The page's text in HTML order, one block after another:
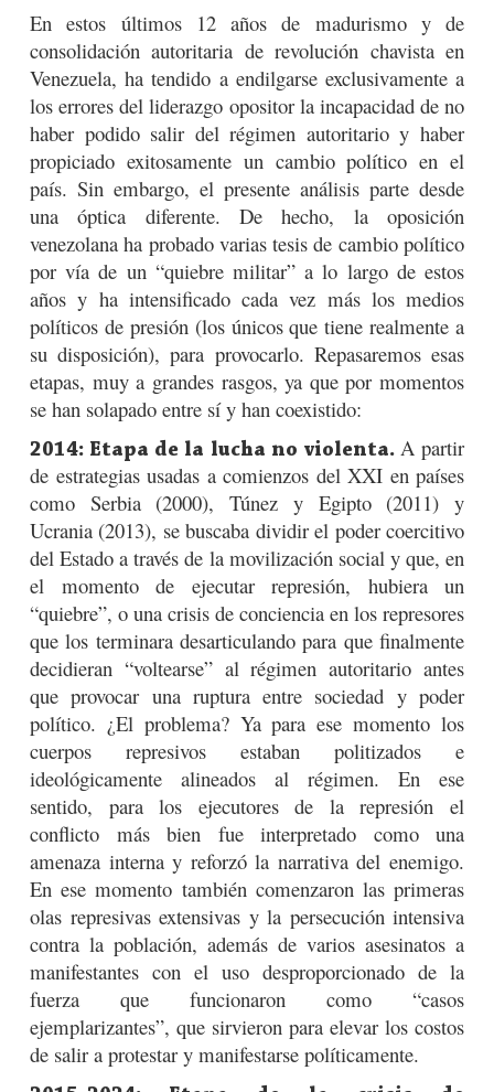
En estos últimos 12 años de madurismo y de
consolidación autoritaria de revolución chavista en
Venezuela, ha tendido a endilgarse exclusivamente a
los errores del liderazgo opositor la incapacidad de no
haber podido salir del régimen autoritario y haber
propiciado exitosamente un cambio político en el
país. Sin embargo, el presente análisis parte desde
una óptica diferente. De hecho, la oposición
venezolana ha probado varias tesis de cambio político
por vía de un “quiebre militar” a lo largo de estos
años y ha intensificado cada vez más los medios
políticos de presión (los únicos que tiene realmente a
su disposición), para provocarlo. Repasaremos esas
etapas, muy a grandes rasgos, ya que por momentos
se han solapado entre sí y han coexistido:
2014: Etapa de la lucha no violenta. A partir
de estrategias usadas a comienzos del XXI en países
como Serbia (2000), Túnez y Egipto (2011) y
Ucrania (2013), se buscaba dividir el poder coercitivo
del Estado a través de la movilización social y que, en
el momento de ejecutar represión, hubiera un
“quiebre”, o una crisis de conciencia en los represores
que los terminara desarticulando para que finalmente
decidieran “voltearse” al régimen autoritario antes
que provocar una ruptura entre sociedad y poder
político. ¿El problema? Ya para ese momento los
cuerpos represivos estaban politizados e
ideológicamente alineados al régimen. En ese
sentido, para los ejecutores de la represión el
conflicto más bien fue interpretado como una
amenaza interna y reforzó la narrativa del enemigo.
En ese momento también comenzaron las primeras
olas represivas extensivas y la persecución intensiva
contra la población, además de varios asesinatos a
manifestantes con el uso desproporcionado de la
fuerza que funcionaron como “casos
ejemplarizantes”, que sirvieron para elevar los costos
de salir a protestar y manifestarse políticamente.